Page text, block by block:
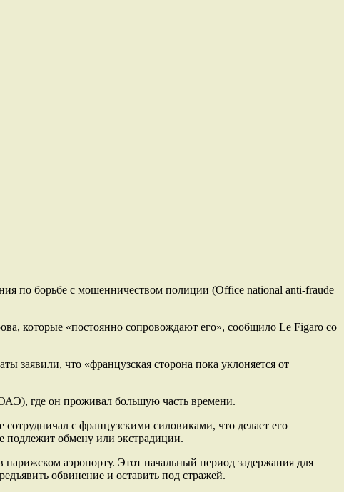
по борьбе с мошенничеством полиции (Office national anti-fraude
которые «постоянно сопровождают его», сообщило Le Figaro со
заявили, что «французская сторона пока уклоняется от
где он проживал большую часть времени.
с французскими силовиками, что делает его
подлежит обмену или экстрадиции.
аэропорту. Этот начальный период задержания для
обвинение и оставить под стражей.